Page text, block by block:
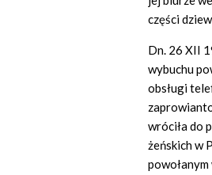
części
Dn. 26 XII
wybuchu
obsługi
wróciła do
żeńskich w